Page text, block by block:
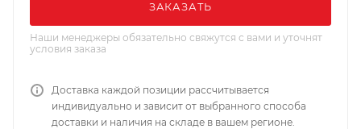
ЗАКАЗАТЬ
Наши менеджеры обязательно свяжутся с вами и уточнят
условия заказа
Доставка каждой позиции рассчитывается
индивидуально и зависит от выбранного способа
доставки и наличия на складе в вашем регионе.